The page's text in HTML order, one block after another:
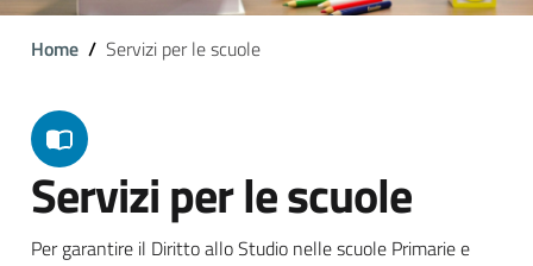
Home Servizi per le scuole
Servizi per le scuole
Per garantire il Diritto allo Studio nelle scuole Primarie e